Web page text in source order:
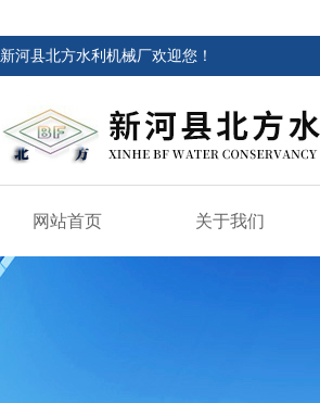
新河县北方水利机械厂欢迎您！
网站首页 关于我们